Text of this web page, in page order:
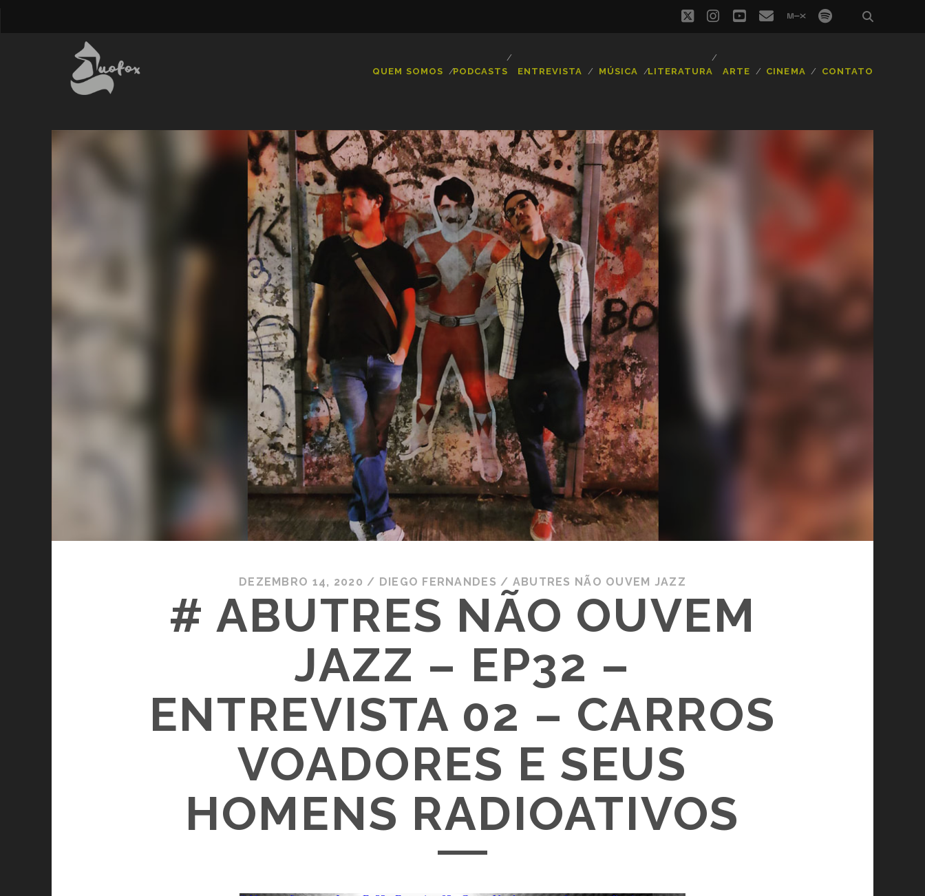
twitterinstagram
youtube
emailmixcloud
spotify
QUEM SOMOS PODCASTS ENTREVISTA MÚSICA LITERATURA ARTE CINEMA CONTATO
DEZEMBRO 14, 2020 / DIEGO FERNANDES / ABUTRES NÃO OUVEM JAZZ
# ABUTRES NÃO OUVEM
JAZZ – EP32 –
ENTREVISTA 02 – CARROS
VOADORES E SEUS
HOMENS RADIOATIVOS